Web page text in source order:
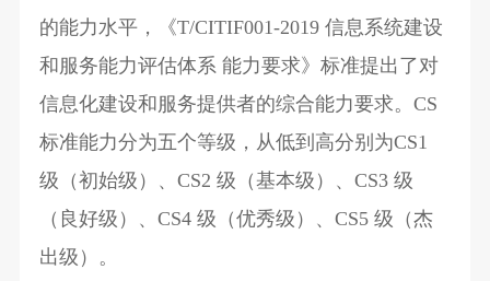
的能力水平，《T/CITIF001-2019 信息系统建设
和服务能力评估体系 能力要求》标准提出了对
信息化建设和服务提供者的综合能力要求。CS
标准能力分为五个等级，从低到高分别为CS1
级（初始级）、CS2 级（基本级）、CS3 级
（良好级）、CS4 级（优秀级）、CS5 级（杰
出级）。